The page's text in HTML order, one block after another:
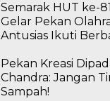
Semarak HUT ke-
Gelar Pekan
Antusias Ikuti
Pekan Kreasi
Chandra: Jangan
Sampah!